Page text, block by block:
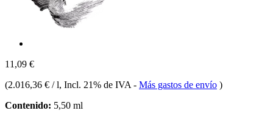
11,09 €
(2.016,36 € / l, Incl. 21% de IVA - Más gastos de envío )
Contenido: 5,50 ml